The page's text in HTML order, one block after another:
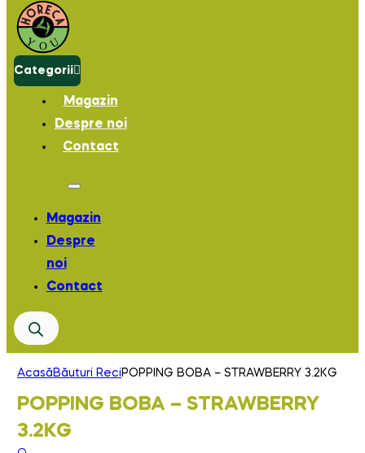
Categorii
Magazin
Despre noi
Contact
Magazin
Despre
noi
Contact
Acasă Băuturi Reci POPPING BOBA – STRAWBERRY 3.2KG
POPPING BOBA – STRAWBERRY
3.2KG